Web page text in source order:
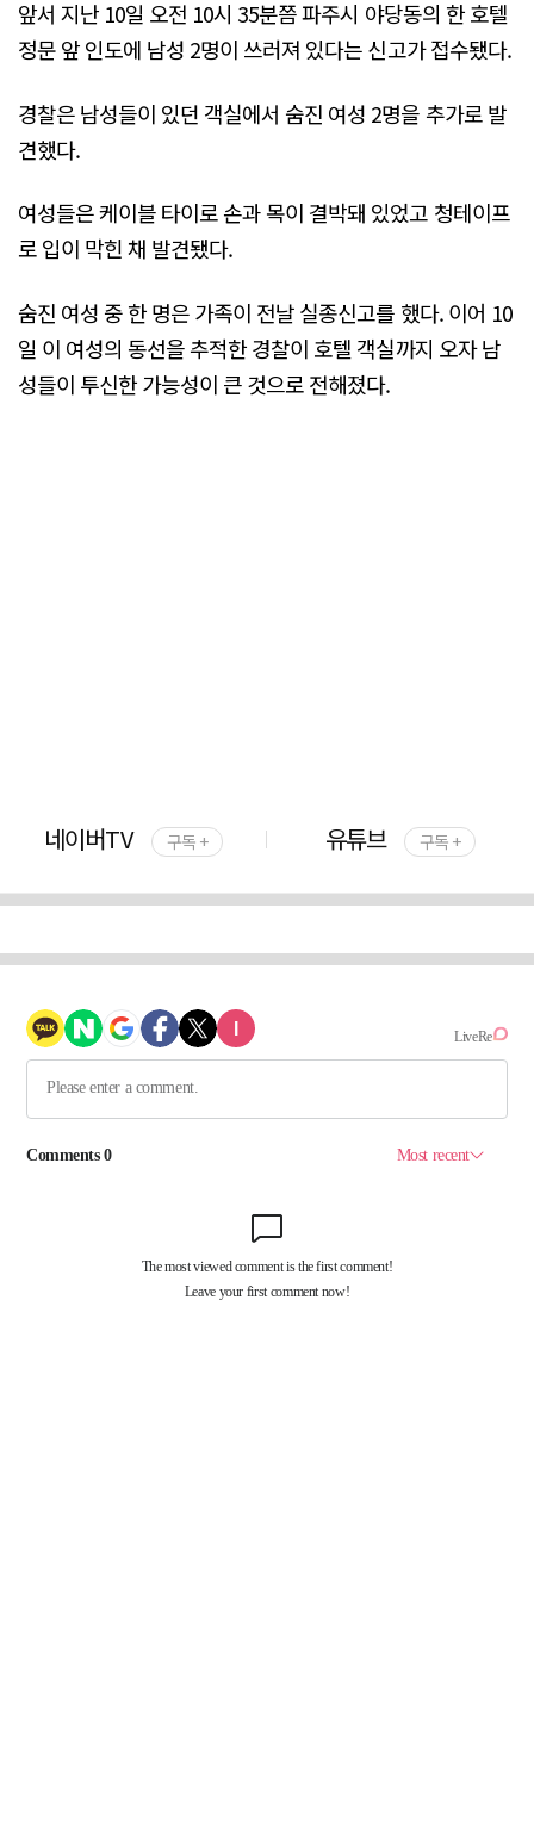
앞서 지난 10일 오전 10시 35분쯤 파주시 야당동의 한 호텔
정문 앞 인도에 남성 2명이 쓰러져 있다는 신고가 접수됐다.
경찰은 남성들이 있던 객실에서 숨진 여성 2명을 추가로 발
견했다.
여성들은 케이블 타이로 손과 목이 결박돼 있었고 청테이프
로 입이 막힌 채 발견됐다.
숨진 여성 중 한 명은 가족이 전날 실종신고를 했다. 이어 10
일 이 여성의 동선을 추적한 경찰이 호텔 객실까지 오자 남
성들이 투신한 가능성이 큰 것으로 전해졌다.
네이버TV 구독 + 유튜브 구독 +